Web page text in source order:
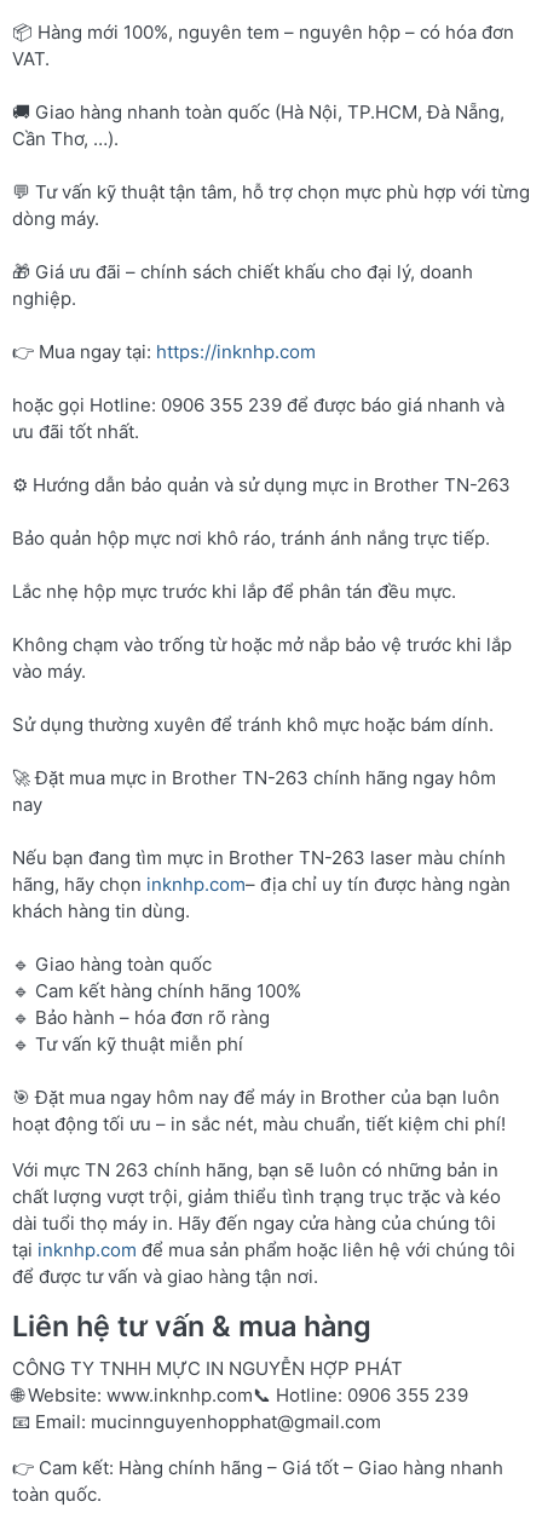
📦 Hàng mới 100%, nguyên tem – nguyên hộp – có hóa đơn
VAT.
🚚 Giao hàng nhanh toàn quốc (Hà Nội, TP.HCM, Đà Nẵng,
Cần Thơ, …).
💬 Tư vấn kỹ thuật tận tâm, hỗ trợ chọn mực phù hợp với từng
dòng máy.
🎁 Giá ưu đãi – chính sách chiết khấu cho đại lý, doanh
nghiệp.
👉 Mua ngay tại: https://inknhp.com
hoặc gọi Hotline: 0906 355 239 để được báo giá nhanh và
ưu đãi tốt nhất.
⚙️ Hướng dẫn bảo quản và sử dụng mực in Brother TN-263
Bảo quản hộp mực nơi khô ráo, tránh ánh nắng trực tiếp.
Lắc nhẹ hộp mực trước khi lắp để phân tán đều mực.
Không chạm vào trống từ hoặc mở nắp bảo vệ trước khi lắp
vào máy.
Sử dụng thường xuyên để tránh khô mực hoặc bám dính.
🚀 Đặt mua mực in Brother TN-263 chính hãng ngay hôm
nay
Nếu bạn đang tìm mực in Brother TN-263 laser màu chính
hãng, hãy chọn inknhp.com– địa chỉ uy tín được hàng ngàn
khách hàng tin dùng.
🔹 Giao hàng toàn quốc
🔹 Cam kết hàng chính hãng 100%
🔹 Bảo hành – hóa đơn rõ ràng
🔹 Tư vấn kỹ thuật miễn phí
🎯 Đặt mua ngay hôm nay để máy in Brother của bạn luôn
hoạt động tối ưu – in sắc nét, màu chuẩn, tiết kiệm chi phí!
Với mực TN 263 chính hãng, bạn sẽ luôn có những bản in
chất lượng vượt trội, giảm thiểu tình trạng trục trặc và kéo
dài tuổi thọ máy in. Hãy đến ngay cửa hàng của chúng tôi
tại inknhp.com để mua sản phẩm hoặc liên hệ với chúng tôi
để được tư vấn và giao hàng tận nơi.
Liên hệ tư vấn & mua hàng
CÔNG TY TNHH MỰC IN NGUYỄN HỢP PHÁT
🌐 Website: www.inknhp.com📞 Hotline: 0906 355 239
📧 Email: mucinnguyenhopphat@gmail.com
👉 Cam kết: Hàng chính hãng – Giá tốt – Giao hàng nhanh
toàn quốc.